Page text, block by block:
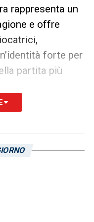
rappresenta un
e offre
forte per
partita più